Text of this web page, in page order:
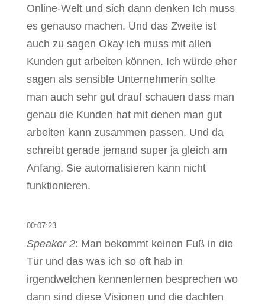
Online-Welt und sich dann denken Ich muss
es genauso machen. Und das Zweite ist
auch zu sagen Okay ich muss mit allen
Kunden gut arbeiten können. Ich würde eher
sagen als sensible Unternehmerin sollte
man auch sehr gut drauf schauen dass man
genau die Kunden hat mit denen man gut
arbeiten kann zusammen passen. Und da
schreibt gerade jemand super ja gleich am
Anfang. Sie automatisieren kann nicht
funktionieren.
00:07:23
Speaker 2: Man bekommt keinen Fuß in die
Tür und das was ich so oft hab in
irgendwelchen kennenlernen besprechen wo
dann sind diese Visionen und die dachten